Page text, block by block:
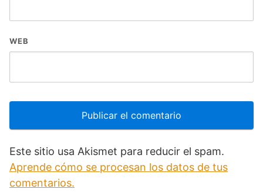
WEB
Este sitio usa Akismet para reducir el spam.
Aprende cómo se procesan los datos de tus
comentarios.